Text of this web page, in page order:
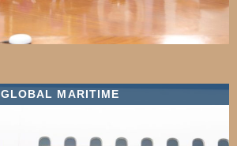
GLOBAL MARITIME